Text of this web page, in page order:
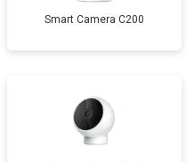
Smart Camera C200